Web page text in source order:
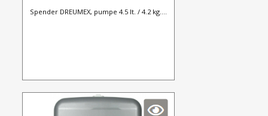
Spender DREUMEX, pumpe 4.5 lt. / 4.2 kg....